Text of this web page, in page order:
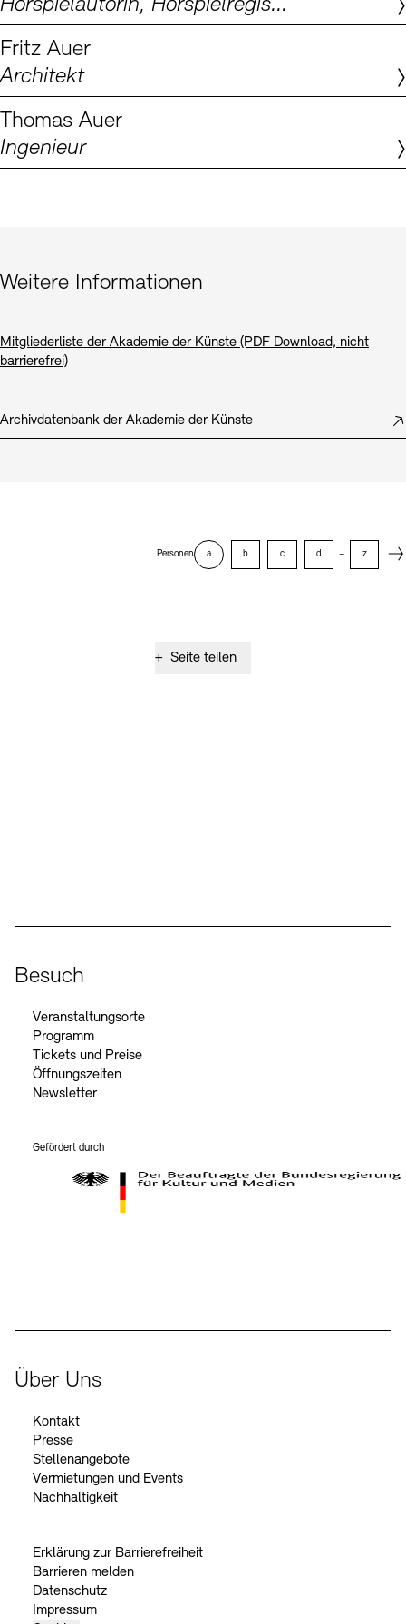
Nachhaltigkeit
Digitale Sammlungen Exil-Archive
Hörspielautorin, Hörspielregisseurin, Dramaturgin
Fritz Auer
Architekt
Thomas Auer
Ingenieur
Weitere Informationen
Mitgliederliste der Akademie der Künste (PDF Download, nicht
barrierefrei)
Archivdatenbank der Akademie der Künste
Personen a b c d – z
+ Seite teilen
Besuch
Veranstaltungsorte
Programm
Tickets und Preise
Öffnungszeiten
Newsletter
Gefördert durch
Über Uns
Kontakt
Presse
Stellenangebote
Vermietungen und Events
Nachhaltigkeit
Erklärung zur Barrierefreiheit
Barrieren melden
Datenschutz
Impressum